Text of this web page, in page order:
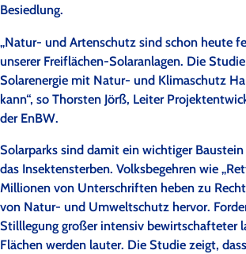
Besiedlung.
„Natur- und Artenschutz sind schon heute
unserer Freiflächen-Solaranlagen. Die
Solarenergie mit Natur- und Klimaschutz
kann“, so Thorsten Jörß, Leiter
der EnBW.
Solarparks sind damit ein wichtiger
das Insektensterben. Volksbegehren wie
Millionen von Unterschriften heben zu
von Natur- und Umweltschutz hervor.
Stilllegung großer intensiv bewirtschafteter
Flächen werden lauter. Die Studie zeigt,